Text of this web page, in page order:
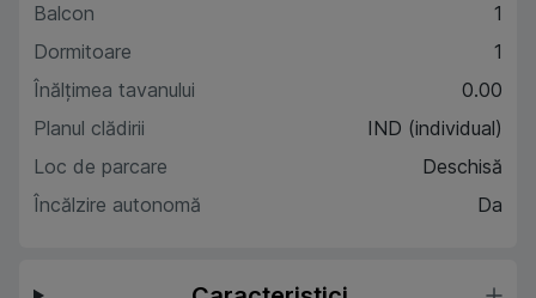
Balcon
1
Dormitoare
1
Înălțimea tavanului
0.00
Planul clădirii
IND (individual)
Loc de parcare
Deschisă
Încălzire autonomă
Da